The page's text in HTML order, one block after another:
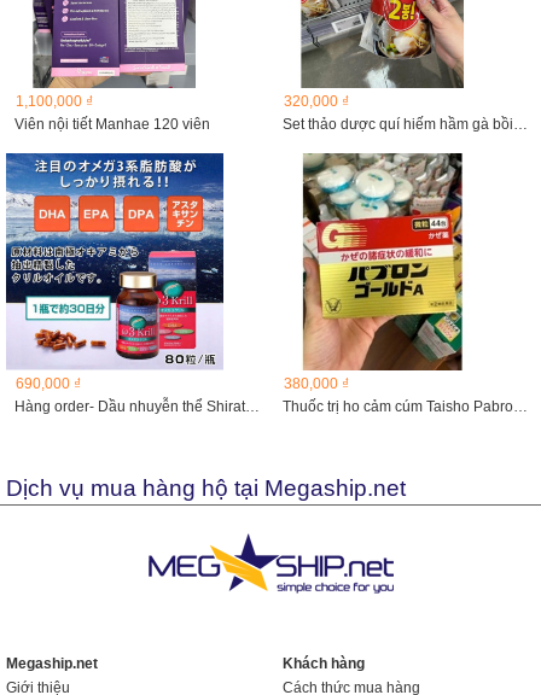
1,100,000 ₫
Viên nội tiết Manhae 120 viên
320,000 ₫
Set thảo dược quí hiếm hầm gà bồi bổ sức khoẻ
690,000 ₫
Hàng order- Dầu nhuyễn thể Shiratori Omega3 Krill 80 viên
380,000 ₫
Thuốc trị ho cảm cúm Taisho Pabron Gold A Nhật Bản dạng bột
Dịch vụ mua hàng hộ tại Megaship.net
Megaship.net
Giới thiệu
Khách hàng
Cách thức mua hàng